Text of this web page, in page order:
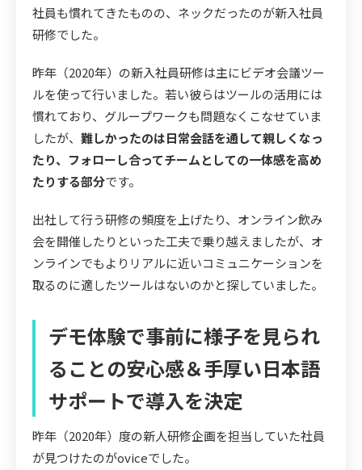
社員も慣れてきたものの、ネックだったのが新入社員
研修でした。
昨年（2020年）の新入社員研修は主にビデオ会議ツー
ルを使って行いました。若い彼らはツールの活用には
慣れており、グループワークも問題なくこなせていま
したが、 難しかったのは日常会話を通して親しくなっ
たり、フォローし合ってチームとしての一体感を高め
たりする部分です。
出社して行う研修の頻度を上げたり、オンライン飲み
会を開催したりといった工夫で乗り越えましたが、オ
ンラインでもよりリアルに近いコミュニケーションを
取るのに適したツールはないのかと探していました。
デモ体験で事前に様子を見られ
ることの安心感＆手厚い日本語
サポートで導入を決定
昨年（2020年）度の新人研修企画を担当していた社員
が見つけたのがoviceでした。